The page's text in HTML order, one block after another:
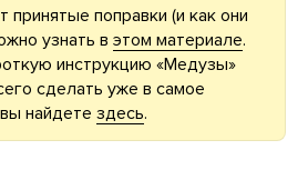
принятые поправки (и как они
узнать в этом материале.
инструкцию «Медузы»
сделать уже в самое
найдете здесь.